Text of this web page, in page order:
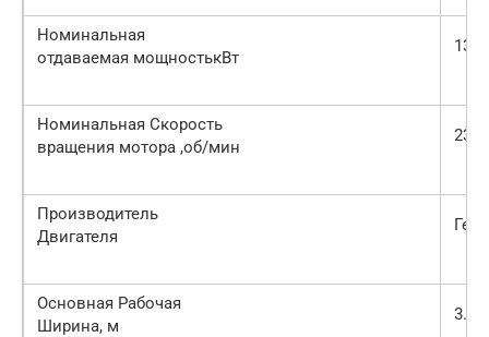
Номинальная
отдаваемая мощностькВт
137
Номинальная Скорость
вращения мотора ,об/мин
2300
Производитель
Двигателя
Основная Рабочая
Ширина, м
3.0